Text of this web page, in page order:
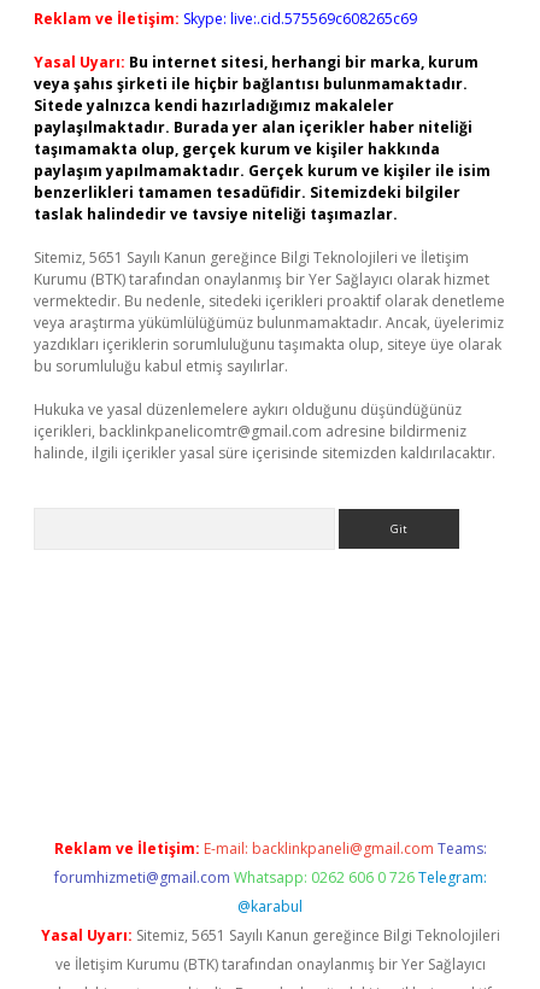
Reklam ve İletişim: Skype: live:.cid.575569c608265c69
Yasal Uyarı: Bu internet sitesi, herhangi bir marka, kurum
veya şahıs şirketi ile hiçbir bağlantısı bulunmamaktadır.
Sitede yalnızca kendi hazırladığımız makaleler
paylaşılmaktadır. Burada yer alan içerikler haber niteliği
taşımamakta olup, gerçek kurum ve kişiler hakkında
paylaşım yapılmamaktadır. Gerçek kurum ve kişiler ile isim
benzerlikleri tamamen tesadüfidir. Sitemizdeki bilgiler
taslak halindedir ve tavsiye niteliği taşımazlar.
Sitemiz, 5651 Sayılı Kanun gereğince Bilgi Teknolojileri ve İletişim
Kurumu (BTK) tarafından onaylanmış bir Yer Sağlayıcı olarak hizmet
vermektedir. Bu nedenle, sitedeki içerikleri proaktif olarak denetleme
veya araştırma yükümlülüğümüz bulunmamaktadır. Ancak, üyelerimiz
yazdıkları içeriklerin sorumluluğunu taşımakta olup, siteye üye olarak
bu sorumluluğu kabul etmiş sayılırlar.
Hukuka ve yasal düzenlemelere aykırı olduğunu düşündüğünüz
içerikleri, backlinkpanelicomtr@gmail.com adresine bildirmeniz
halinde, ilgili içerikler yasal süre içerisinde sitemizden kaldırılacaktır.
Reklam ve İletişim: E-mail: backlinkpaneli@gmail.com Teams:
forumhizmeti@gmail.com Whatsapp: 0262 606 0 726 Telegram:
@karabul
Yasal Uyarı: Sitemiz, 5651 Sayılı Kanun gereğince Bilgi Teknolojileri
ve İletişim Kurumu (BTK) tarafından onaylanmış bir Yer Sağlayıcı